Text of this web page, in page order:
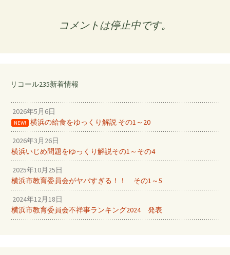
コメントは停止中です。
リコール235新着情報
2026年5月6日
NEW!
横浜の給食をゆっくり解説 その1～20
2026年3月26日
横浜いじめ問題をゆっくり解説その1～その4
2025年10月25日
横浜市教育委員会がヤバすぎる！！ その1～5
2024年12月18日
横浜市教育委員会不祥事ランキング2024 発表